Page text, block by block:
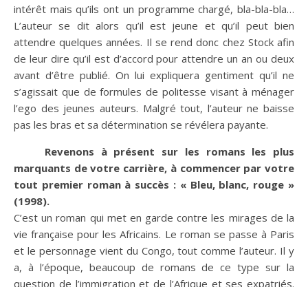
intérêt mais qu’ils ont un programme chargé, bla-bla-bla…
L’auteur se dit alors qu’il est jeune et qu’il peut bien
attendre quelques années. Il se rend donc chez Stock afin
de leur dire qu’il est d’accord pour attendre un an ou deux
avant d’être publié. On lui expliquera gentiment qu’il ne
s’agissait que de formules de politesse visant à ménager
l’ego des jeunes auteurs. Malgré tout, l’auteur ne baisse
pas les bras et sa détermination se révélera payante.
Revenons à présent sur les romans les plus
marquants de votre carrière, à commencer par votre
tout premier roman à succès : « Bleu, blanc, rouge »
(1998).
C’est un roman qui met en garde contre les mirages de la
vie française pour les Africains. Le roman se passe à Paris
et le personnage vient du Congo, tout comme l’auteur. Il y
a, à l’époque, beaucoup de romans de ce type sur la
question de l’immigration et de l’Afrique et ses expatriés.